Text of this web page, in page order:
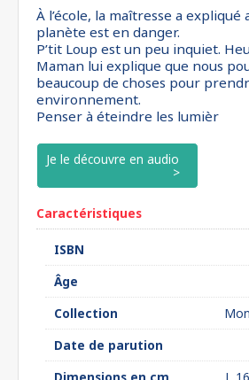
À l’école, la maîtresse a expliqué
planète est en danger.
P’tit Loup est un peu inquiet.
Maman lui explique que nous
beaucoup de choses pour
environnement.
Penser à éteindre les lumièr
Je le découvre en audio
Caractéristiques
ISBN
Âge
Collection
Date de parution